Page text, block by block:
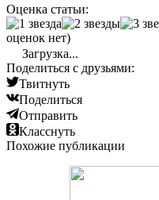
Оценка статьи:
оценок нет)
Загрузка...
Поделиться с друзьями:
Твитнуть
Поделиться
Отправить
Класснуть
Похожие публикации